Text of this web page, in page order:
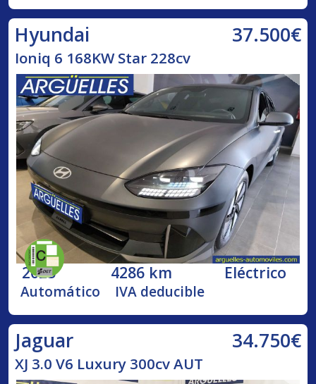
Hyundai 37.500€
Ioniq 6 168KW Star 228cv
2025 4286 km Eléctrico
Automático IVA deducible
Jaguar 34.750€
XJ 3.0 V6 Luxury 300cv AUT